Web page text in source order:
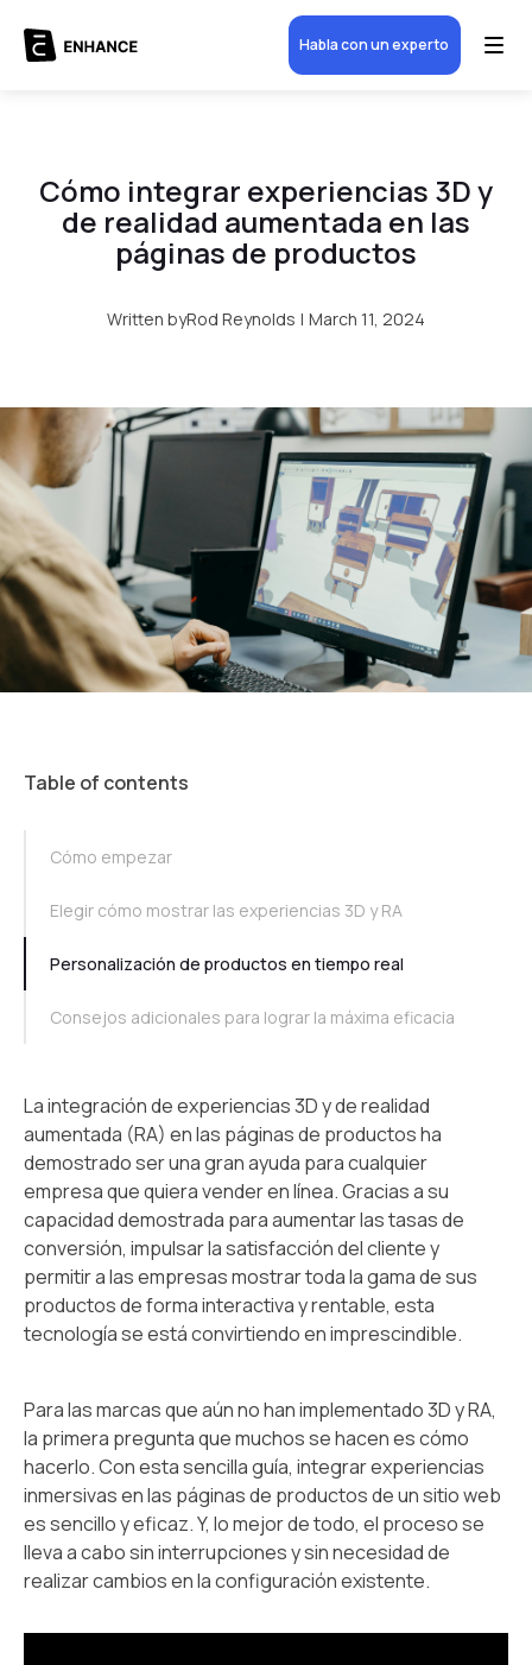
Habla con un experto
Cómo integrar experiencias 3D y
de realidad aumentada en las
páginas de productos
Written byRod Reynolds | March 11, 2024
Table of contents
Cómo empezar
Elegir cómo mostrar las experiencias 3D y RA
Personalización de productos en tiempo real
Consejos adicionales para lograr la máxima eficacia
La integración de experiencias 3D y de realidad
aumentada (RA) en las páginas de productos ha
demostrado ser una gran ayuda para cualquier
empresa que quiera vender en línea. Gracias a su
capacidad demostrada para aumentar las tasas de
conversión, impulsar la satisfacción del cliente y
permitir a las empresas mostrar toda la gama de sus
productos de forma interactiva y rentable, esta
tecnología se está convirtiendo en imprescindible.
Para las marcas que aún no han implementado 3D y RA,
la primera pregunta que muchos se hacen es cómo
hacerlo. Con esta sencilla guía, integrar experiencias
inmersivas en las páginas de productos de un sitio web
es sencillo y eficaz. Y, lo mejor de todo, el proceso se
lleva a cabo sin interrupciones y sin necesidad de
realizar cambios en la configuración existente.